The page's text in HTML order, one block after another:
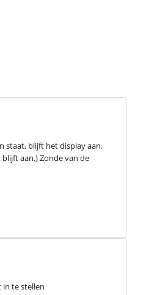
staat, blijft het display aan.
aan.) Zonde van de
in te stellen